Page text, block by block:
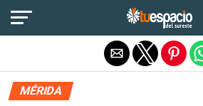
MÉRIDA
Salir de la versión